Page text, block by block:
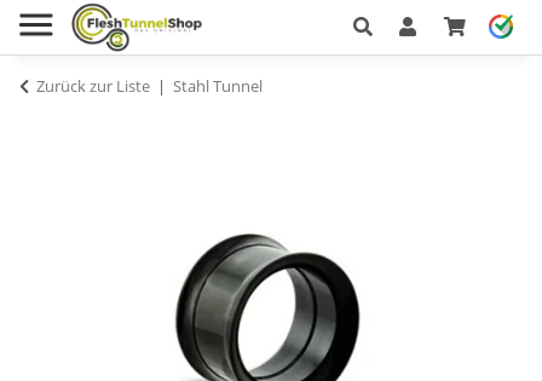
Zurück zur Liste Stahl Tunnel